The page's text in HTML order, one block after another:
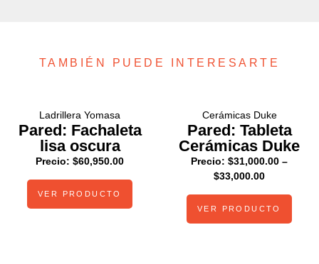
TAMBIÉN PUEDE INTERESARTE
Ladrillera Yomasa
Pared: Fachaleta
lisa oscura
Precio: $60,950.00
VER PRODUCTO
Cerámicas Duke
Pared: Tableta
Cerámicas Duke
Precio: $31,000.00 –
$33,000.00
VER PRODUCTO